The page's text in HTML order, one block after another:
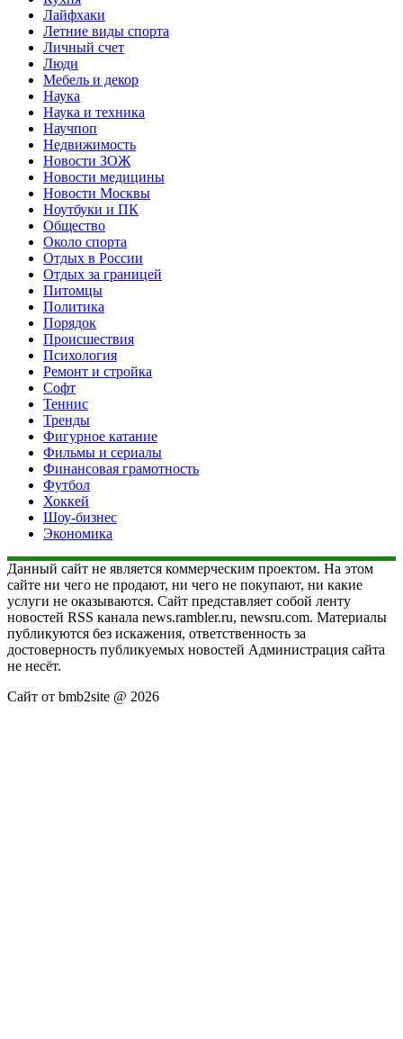
Лайфхаки
Летние виды спорта
Личный счет
Люди
Мебель и декор
Наука
Наука и техника
Научпоп
Недвижимость
Новости ЗОЖ
Новости медицины
Новости Москвы
Ноутбуки и ПК
Общество
Около спорта
Отдых в России
Отдых за границей
Питомцы
Политика
Порядок
Происшествия
Психология
Ремонт и стройка
Софт
Теннис
Тренды
Фигурное катание
Фильмы и сериалы
Финансовая грамотность
Футбол
Хоккей
Шоу-бизнес
Экономика
Данный сайт не является коммерческим проектом. На этом
сайте ни чего не продают, ни чего не покупают, ни какие
услуги не оказываются. Сайт представляет собой ленту
новостей RSS канала news.rambler.ru, newsru.com. Материалы
публикуются без искажения, ответственность за
достоверность публикуемых новостей Администрация сайта
не несёт.
Сайт от bmb2site @ 2026